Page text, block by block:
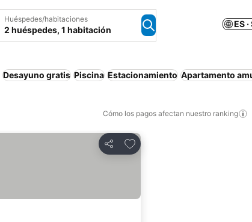
Huéspedes/habitaciones
2 huéspedes, 1 habitación
ES ·
Desayuno gratis Piscina Estacionamiento Apartamento
Cómo los pagos afectan nuestro ranking
Compartir
Agregar a favoritos